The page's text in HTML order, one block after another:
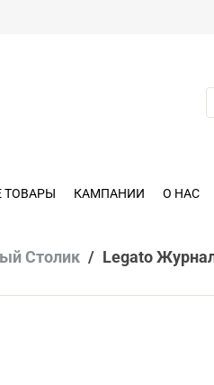
ТОВАРЫ КАМПАНИИ О НАС
Столик / Legato